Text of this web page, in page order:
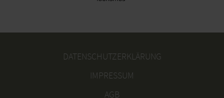
DATENSCHUTZERKLÄRUNG
IMPRESSUM
AGB